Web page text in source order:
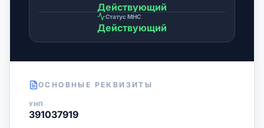
Действующий
Статус МНС
Действующий
ОСНОВНЫЕ РЕКВИЗИТЫ
УНП
391037919